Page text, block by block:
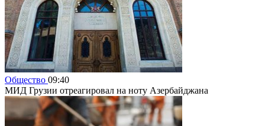
Общество 09:40
МИД Грузии отреагировал на ноту Азербайджана